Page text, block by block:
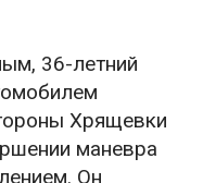
36-летний
Хрящевки
маневра
Он